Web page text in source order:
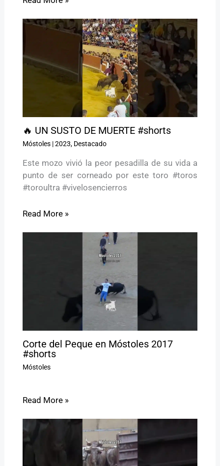
🔥 UN SUSTO DE MUERTE #shorts
Móstoles|2023, Destacado
Este mozo vivió la peor pesadilla de su vida a
punto de ser corneado por este toro #toros
#toroultra #vivelosencierros
Read More »
Corte del Peque en Móstoles 2017
#shorts
Móstoles
Read More »